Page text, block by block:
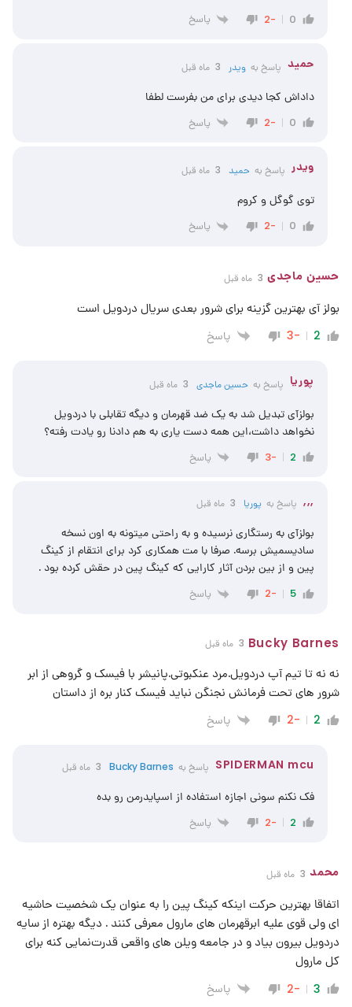
0
-2 پاسخ
حمید پاسخ به ویدر 3 ماه قبل
داداش کجا دیدی برای من بفرست لطفا
0
-2 پاسخ
ویدر پاسخ به حمید 3 ماه قبل
توی گوگل و کروم
0
-2 پاسخ
حسین ماجدی 3 ماه قبل
بولز آی بهترین گزینه برای شرور بعدی سریال دردویل است
2
-3 پاسخ
پوریا پاسخ به حسین ماجدی 3 ماه قبل
بولزآی تبدیل شد به یک ضد قهرمان و دیگه تقابلی با دردویل
نخواهد داشت،این همه دست یاری به هم دادنا رو یادت رفته؟
2
-3 پاسخ
,,, پاسخ به پوریا 3 ماه قبل
بولزآی به رستگاری نرسیده و به راحتی میتونه به اون نسخه
سادیسمیش برسه. صرفا با مت همکاری کرد برای انتقام از کینگ
پین و از بین بردن آثار کارایی که کینگ پین در حقش کرده بود .
5
-2 پاسخ
Bucky Barnes 3 ماه قبل
نه نه تا تیم آپ دردویل‌.مرد عنکبوتی.پانیشر با فیسک ‌و گروهی از ابر
شرور های تحت فرمانش نجنگن نباید فیسک کنار بره از داستان
2
-2 پاسخ
SPIDERMAN mcu پاسخ به Bucky Barnes 3 ماه قبل
فک نکنم سونی اجازه استفاده از اسپایدرمن رو بده
2
-2 پاسخ
محمد 3 ماه قبل
اتفاقا بهترین حرکت اینکه کینگ پین را به عنوان یک شخصیت حاشیه
ای ولی قوی علیه ابرقهرمان های مارول معرفی کنند . دیگه بهتره از سایه
دردویل بیرون بیاد و در جامعه ویلن های واقعی قدرت‌نمایی کنه برای
کل مارول
3
-2 پاسخ